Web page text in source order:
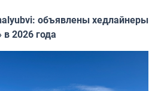
объявлены хедлайнеры
2026 года